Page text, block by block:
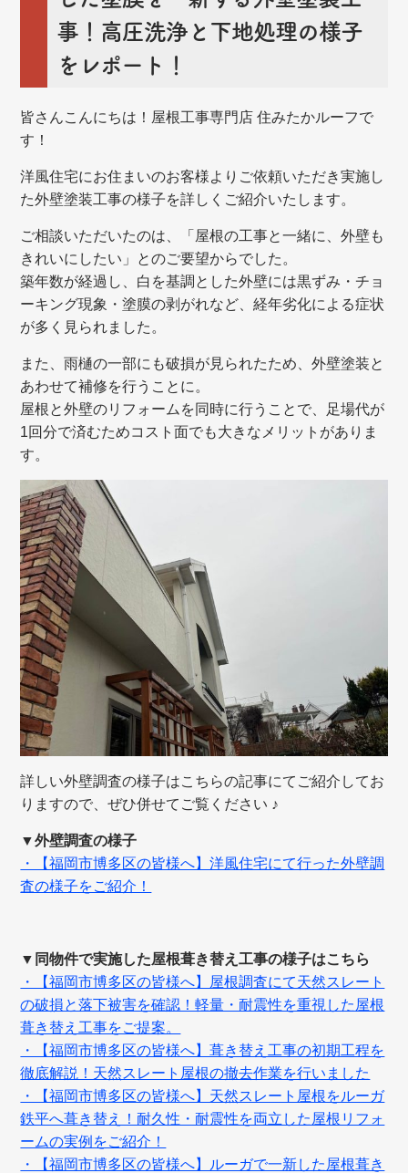
事！高圧洗浄と下地処理の様子
をレポート！
皆さんこんにちは！屋根工事専門店 住みたかルーフで
す！
洋風住宅にお住まいのお客様よりご依頼いただき実施し
た外壁塗装工事の様子を詳しくご紹介いたします。
ご相談いただいたのは、「屋根の工事と一緒に、外壁も
きれいにしたい」とのご要望からでした。
築年数が経過し、白を基調とした外壁には黒ずみ・チョ
ーキング現象・塗膜の剥がれなど、経年劣化による症状
が多く見られました。
また、雨樋の一部にも破損が見られたため、外壁塗装と
あわせて補修を行うことに。
屋根と外壁のリフォームを同時に行うことで、足場代が
1回分で済むためコスト面でも大きなメリットがありま
す。
詳しい外壁調査の様子はこちらの記事にてご紹介してお
りますので、ぜひ併せてご覧ください ♪
▼外壁調査の様子
・【福岡市博多区の皆様へ】洋風住宅にて行った外壁調
査の様子をご紹介！
▼同物件で実施した屋根葺き替え工事の様子はこちら
・【福岡市博多区の皆様へ】屋根調査にて天然スレート
の破損と落下被害を確認！軽量・耐震性を重視した屋根
葺き替え工事をご提案。
・【福岡市博多区の皆様へ】葺き替え工事の初期工程を
徹底解説！天然スレート屋根の撤去作業を行いました
・【福岡市博多区の皆様へ】天然スレート屋根をルーガ
鉄平へ葺き替え！耐久性・耐震性を両立した屋根リフォ
ームの実例をご紹介！
・【福岡市博多区の皆様へ】ルーガで一新した屋根葺き